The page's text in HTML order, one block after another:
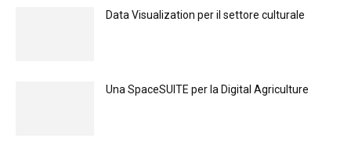
Data Visualization per il settore culturale
Una SpaceSUITE per la Digital Agriculture